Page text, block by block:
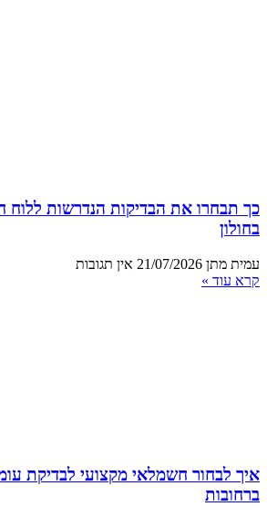
כך תבחרו את הבדיקות הנדרשות ללוח
בחולון
עמית מתן 21/07/2026 אין תגובות
קרא עוד »
איך לבחור חשמלאי מקצועי לבדיקת
ברחובות